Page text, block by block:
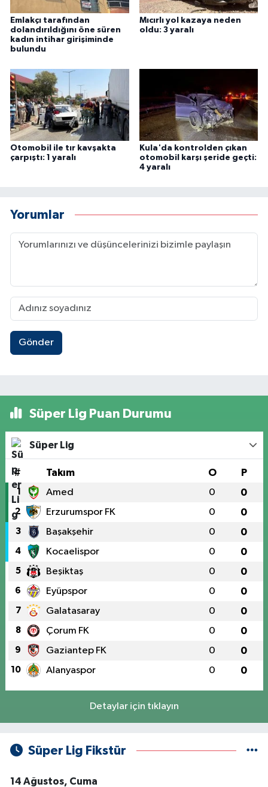
Emlakçı tarafından
dolandırıldığını öne süren
kadın intihar girişiminde
bulundu
Mıcırlı yol kazaya neden
oldu: 3 yaralı
Otomobil ile tır kavşakta
çarpıştı: 1 yaralı
Kula'da kontrolden çıkan
otomobil karşı şeride geçti:
4 yaralı
Yorumlar
Gönder
Süper Lig Puan Durumu
Süper Lig
# Takım O P
1 Amed 0 0
2 Erzurumspor FK 0 0
3 Başakşehir 0 0
4 Kocaelispor 0 0
5 Beşiktaş 0 0
6 Eyüpspor 0 0
7 Galatasaray 0 0
8 Çorum FK 0 0
9 Gaziantep FK 0 0
10 Alanyaspor 0 0
Detaylar için tıklayın
Süper Lig Fikstür
14 Ağustos, Cuma